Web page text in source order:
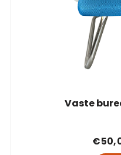
Vaste
€